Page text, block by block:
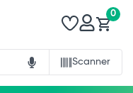
Scanner
0